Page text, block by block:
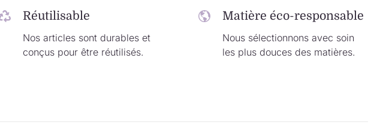
Réutilisable
Nos articles sont durables et
conçus pour être réutilisés.
Matière éco-responsable
Nous sélectionnons avec soin
les plus douces des matières.